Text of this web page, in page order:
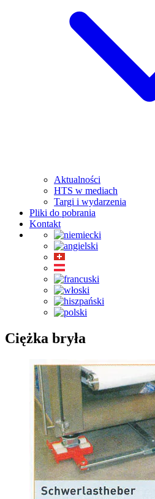
Aktualności
HTS w mediach
Targi i wydarzenia
Pliki do pobrania
Kontakt
Ciężka bryła